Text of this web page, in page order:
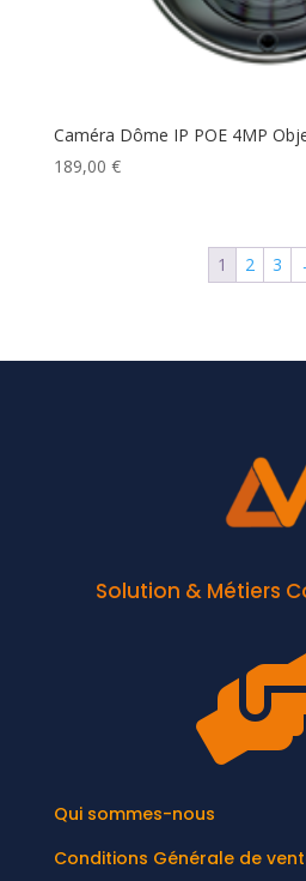
Caméra Dôme IP POE 4MP
189,00 €
1 2 3
Solution & Métiers
Qui sommes-nous
Conditions Générale de